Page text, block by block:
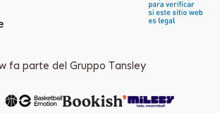
fa parte del Gruppo Tansley